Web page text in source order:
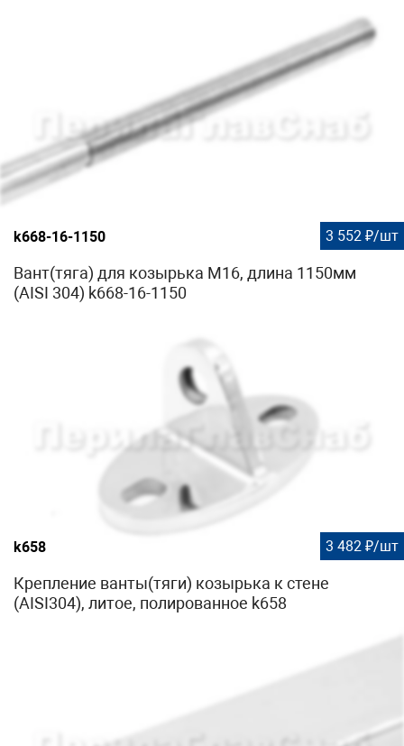
k668-16-1150 3 552 ₽/шт
Вант(тяга) для козырька М16, длина 1150мм
(AISI 304) k668-16-1150
k658 3 482 ₽/шт
Крепление ванты(тяги) козырька к стене
(AISI304), литое, полированное k658